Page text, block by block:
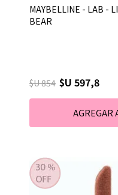
MAYBELLINE - LAB -
BEAR
$U 854 $U 597,8